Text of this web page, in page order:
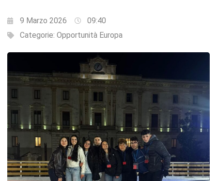
9 Marzo 2026
09:40
Categorie: Opportunità Europa